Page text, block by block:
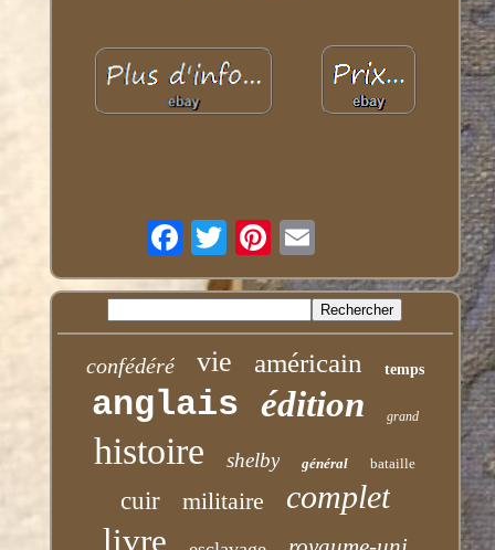
confédéré vie américain temps
anglais édition grand
histoire shelby général bataille
cuir militaire complet
livre